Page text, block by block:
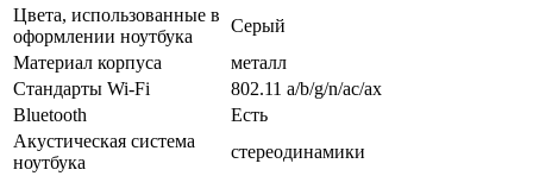
Цвета, использованные в
оформлении ноутбука
Серый
Материал корпуса
металл
Стандарты Wi-Fi
802.11 a/­b/­g/­n/­ac/­ax
Bluetooth
Есть
Акустическая система
ноутбука
стереодинамики